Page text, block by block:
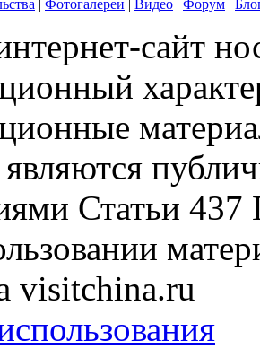
| Фотогалереи | Видео | Форум |
сайт
являются
Статьи 437
visitchina.ru